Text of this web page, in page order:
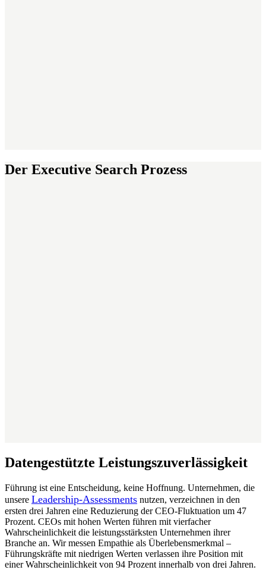
Der Executive Search Prozess
Datengestützte Leistungszuverlässigkeit
Führung ist eine Entscheidung, keine Hoffnung. Unternehmen, die
unsere Leadership-Assessments nutzen, verzeichnen in den
ersten drei Jahren eine Reduzierung der CEO-Fluktuation um 47
Prozent. CEOs mit hohen Werten führen mit vierfacher
Wahrscheinlichkeit die leistungsstärksten Unternehmen ihrer
Branche an. Wir messen Empathie als Überlebensmerkmal –
Führungskräfte mit niedrigen Werten verlassen ihre Position mit
einer Wahrscheinlichkeit von 94 Prozent innerhalb von drei Jahren.